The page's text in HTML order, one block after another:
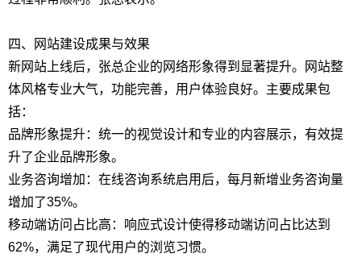
四、网站建设成果与效果
新网站上线后，张总企业的网络形象得到显著提升。网站整
体风格专业大气，功能完善，用户体验良好。主要成果包
括：
品牌形象提升：统一的视觉设计和专业的内容展示，有效提
升了企业品牌形象。
业务咨询增加：在线咨询系统启用后，每月新增业务咨询量
增加了35%。
移动端访问占比高：响应式设计使得移动端访问占比达到
62%，满足了现代用户的浏览习惯。